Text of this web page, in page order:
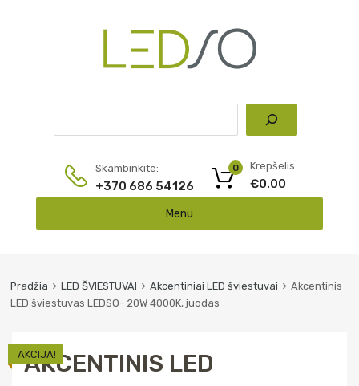
Skambinkite:
+370 686 54126
Krepšelis
€0.00
0
Menu
Pradžia LED ŠVIESTUVAI Akcentiniai LED šviestuvai
Akcentinis
LED šviestuvas LEDSO- 20W 4000K, juodas
AKCENTINIS LED
AKCIJA!